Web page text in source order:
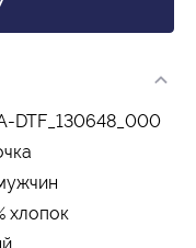
DTF_130648_000
хлопок